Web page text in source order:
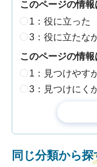
このページの情
1：役に立った
3：役に立たな
このページの情
1：見つけやす
3：見つけにく
同じ分類から探